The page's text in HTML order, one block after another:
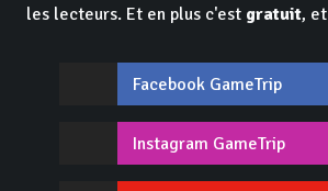
les lecteurs. Et en plus c'est gratuit,
Facebook GameTrip
Instagram GameTrip